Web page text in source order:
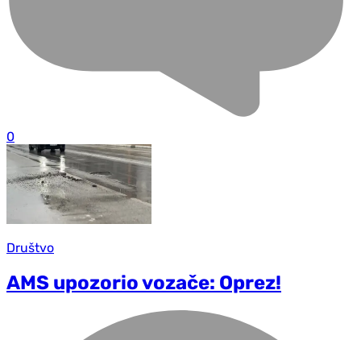
0
Društvo
AMS upozorio vozače: Oprez!